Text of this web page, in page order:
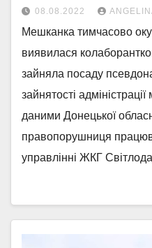
08.08.2022
Мешканка тимчасово
виявилася
зайняла посаду
зайнятості
даними Донецької
правопорушниця
управлінні ЖКГ